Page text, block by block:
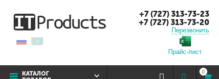
+7 (727) 313-73-23
+7 (727) 313-73-20
Перезвонить
Прайс-лист
КАТАЛОГ
0